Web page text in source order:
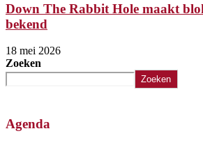
Down The Rabbit Hole maakt
bekend
18 mei 2026
Zoeken
Zoeken
Agenda